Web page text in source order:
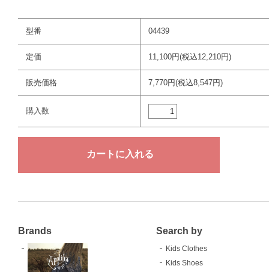
型番 04439
定価 11,100円(税込12,210円)
販売価格 7,770円(税込8,547円)
購入数
Brands Search by
Kids Clothes
Kids Shoes